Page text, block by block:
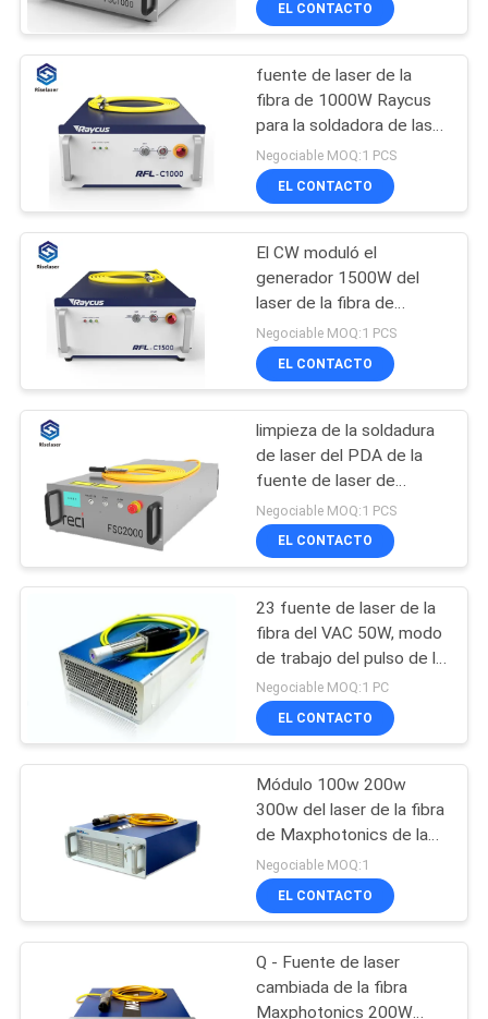
РУССКИЙ
САЙТ
MAPA
SITIO
PRIVACY
POLICY
Soldadora de laser
del PDA
160
Fibra de la marca
del laser de la
máquina
221
UV máquina de
marcado láser
Soldadora de laser
EL CONTACTO
fuente de laser de la
fibra de 1000W Raycus
para la soldadora de laser
de la cortadora del laser
Negociable MOQ:1 PCS
EL CONTACTO
El CW moduló el
generador 1500W del
laser de la fibra de
Raycus para la cortadora
del laser
Negociable MOQ:1 PCS
EL CONTACTO
limpieza de la soldadura
de laser del PDA de la
fuente de laser de
2000w 2kw Reci
Negociable MOQ:1 PCS
EL CONTACTO
23 fuente de laser de la
fibra del VAC 50W, modo
de trabajo del pulso de la
refrigeración por aire de
la fuente de luz de la
fibra óptica
Negociable MOQ:1 PC
EL CONTACTO
Módulo 100w 200w
300w del laser de la fibra
de Maxphotonics de la
fuente de laser de la
fibra
Negociable MOQ:1
EL CONTACTO
Q - Fuente de laser
cambiada de la fibra
Maxphotonics 200W